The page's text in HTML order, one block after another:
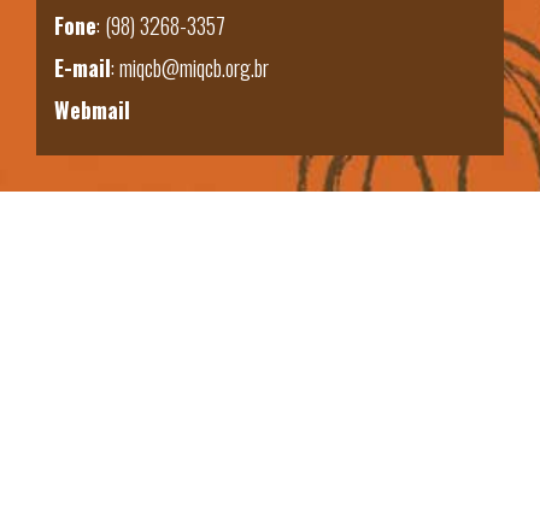
Fone: (98) 3268-3357
E-mail:miqcb@miqcb.org.br
Webmail